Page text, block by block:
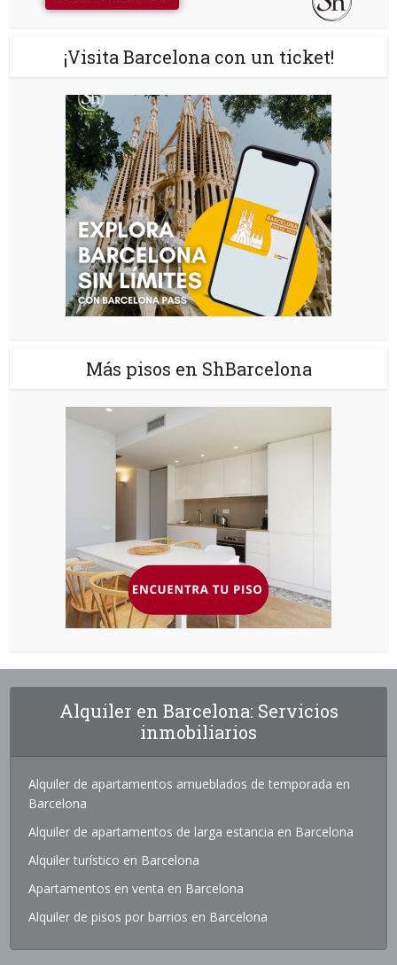
¡Visita Barcelona con un ticket!
Más pisos en ShBarcelona
Alquiler en Barcelona: Servicios
inmobiliarios
Alquiler de apartamentos amueblados de temporada en
Barcelona
Alquiler de apartamentos de larga estancia en Barcelona
Alquiler turístico en Barcelona
Apartamentos en venta en Barcelona
Alquiler de pisos por barrios en Barcelona